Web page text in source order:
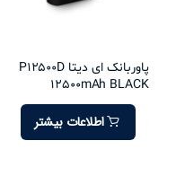
پاوربانک ای دیتا P12500D
12500mAh BLACK
اطلاعات بیشتر